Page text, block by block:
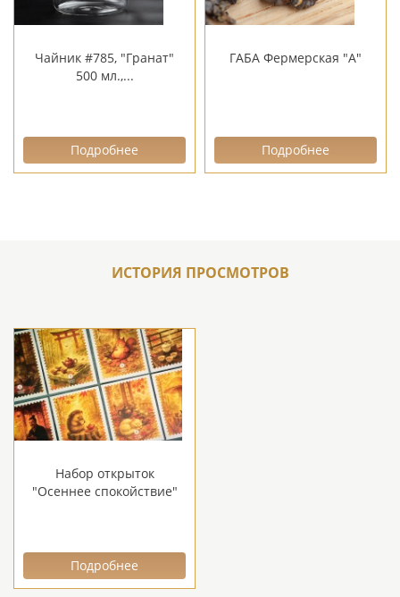
Чайник #785, "Гранат"
500 мл.,...
Подробнее
ГАБА Фермерская "А"
Подробнее
ИСТОРИЯ ПРОСМОТРОВ
Набор открыток
"Осеннее спокойствие"
Подробнее